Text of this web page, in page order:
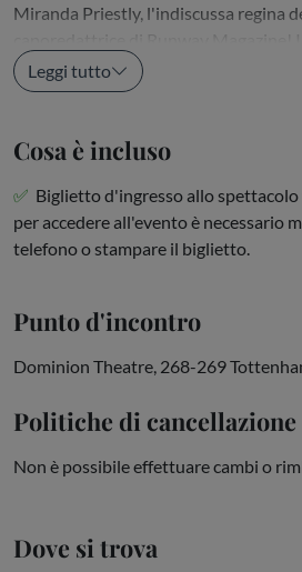
Miranda Priestly, l'indiscussa regina
Williams includono...
Leggi tutto
Cosa è incluso
Biglietto d'ingresso allo
per accedere all'evento è necessario
telefono o stampare il biglietto.
Punto d'incontro
Dominion Theatre, 268-269
Politiche di cancellazione
Non è possibile effettuare cambi o
Dove si trova